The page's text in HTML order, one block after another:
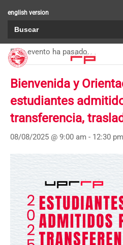
english version
« Todos los Eventos
Este evento ha pasado.
Bienvenida y
estudiantes
transferencia,
08/08/2025 @ 9:00 am - 12:30 pm